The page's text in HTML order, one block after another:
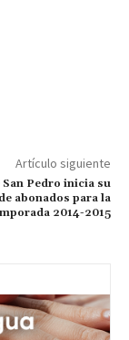
Artículo siguiente
San Pedro inicia su
abonados para la
2014-2015